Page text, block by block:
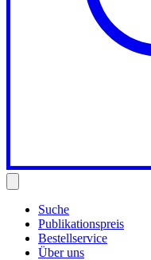
Suche
Publikationspreis
Bestellservice
Über uns